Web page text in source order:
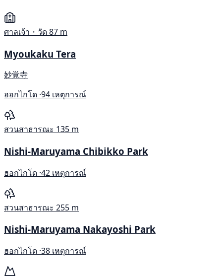
ศาลเจ้า・วัด87 m
Myoukaku Tera
妙覚寺
ฮอกไกโด ·94 เหตุการณ์
สวนสาธารณะ 135 m
Nishi-Maruyama Chibikko Park
ฮอกไกโด ·42 เหตุการณ์
สวนสาธารณะ 255 m
Nishi-Maruyama Nakayoshi Park
ฮอกไกโด ·38 เหตุการณ์